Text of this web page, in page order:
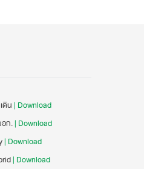
ดิน| Download
ก.| Download
| Download
| Download